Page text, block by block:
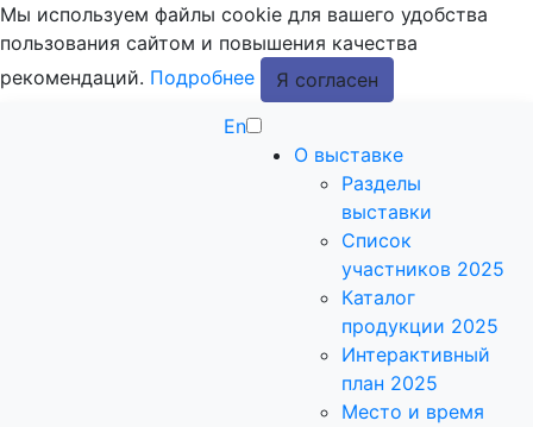
Мы используем файлы cookie для вашего удобства
пользования сайтом и повышения качества
рекомендаций. Подробнее
Я согласен
En
О выставке
Разделы
выставки
Список
участников 2025
Каталог
продукции 2025
Интерактивный
план 2025
Место и время